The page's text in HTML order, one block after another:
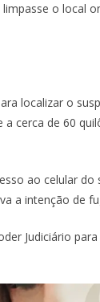
o local
localizar o
cerca de 60
ao celular do
a intenção de
Judiciário para